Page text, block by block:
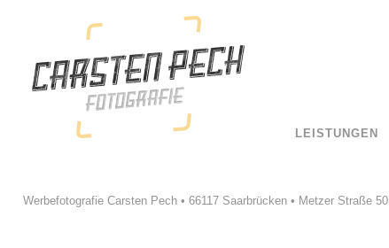
LEISTUNGEN
Werbefotografie Carsten Pech • 66117 Saarbrücken • Metzer Straße 50